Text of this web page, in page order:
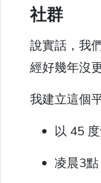
社群
說實話，我
經好幾年沒
我建立這個
以 45
凌晨3點